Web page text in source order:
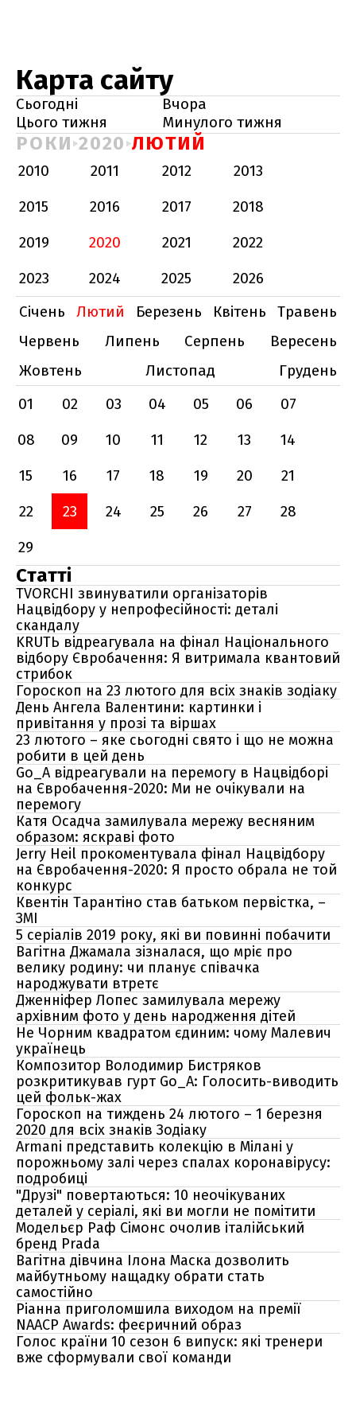
Карта сайту
Сьогодні
Вчора
Цього тижня
Минулого тижня
РОКИ 2020 ЛЮТИЙ
2010 2011 2012
2013
2015
2016 2017
2018
2019
2020 2021
2022
2023
2024 2025
2026
Січень
Лютий Березень Квітень
Травень
Червень
Липень Серпень
Вересень
Жовтень
Листопад
Грудень
01
02 03 04 05 06
07
08
09 10 11 12 13
14
15
16 17 18 19 20
21
22
23 24 25 26 27
28
29
Статті
TVORCHI звинуватили організаторів
Нацвідбору у непрофесійності: деталі
скандалу
KRUTЬ відреагувала на фінал Національного
відбору Євробачення: Я витримала квантовий
стрибок
Гороскоп на 23 лютого для всіх знаків зодіаку
День Ангела Валентини: картинки і
привітання у прозі та віршах
23 лютого – яке сьогодні свято і що не можна
робити в цей день
Go_A відреагували на перемогу в Нацвідборі
на Євробачення-2020: Ми не очікували на
перемогу
Катя Осадча замилувала мережу весняним
образом: яскраві фото
Jerry Heil прокоментувала фінал Нацвідбору
на Євробачення-2020: Я просто обрала не той
конкурс
Квентін Тарантіно став батьком первістка, –
ЗМІ
5 серіалів 2019 року, які ви повинні побачити
Вагітна Джамала зізналася, що мріє про
велику родину: чи планує співачка
народжувати втретє
Дженніфер Лопес замилувала мережу
архівним фото у день народження дітей
Не Чорним квадратом єдиним: чому Малевич
українець
Композитор Володимир Бистряков
розкритикував гурт Go_A: Голосить-виводить
цей фольк-жах
Гороскоп на тиждень 24 лютого – 1 березня
2020 для всіх знаків Зодіаку
Armani представить колекцію в Мілані у
порожньому залі через спалах коронавірусу:
подробиці
"Друзі" повертаються: 10 неочікуваних
деталей у серіалі, які ви могли не помітити
Модельєр Раф Сімонс очолив італійський
бренд Prada
Вагітна дівчина Ілона Маска дозволить
майбутньому нащадку обрати стать
самостійно
Ріанна приголомшила виходом на премії
NAACP Awards: феєричний образ
Голос країни 10 сезон 6 випуск: які тренери
вже сформували свої команди